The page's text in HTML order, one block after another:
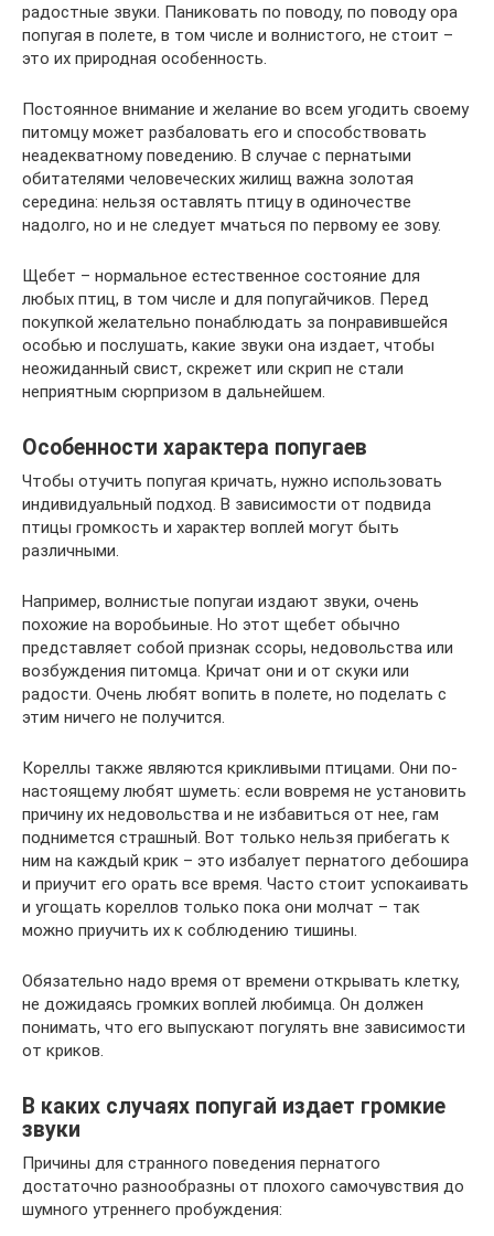
радостные звуки. Паниковать по поводу, по поводу ора
попугая в полете, в том числе и волнистого, не стоит –
это их природная особенность.
Постоянное внимание и желание во всем угодить своему
питомцу может разбаловать его и способствовать
неадекватному поведению. В случае с пернатыми
обитателями человеческих жилищ важна золотая
середина: нельзя оставлять птицу в одиночестве
надолго, но и не следует мчаться по первому ее зову.
Щебет – нормальное естественное состояние для
любых птиц, в том числе и для попугайчиков. Перед
покупкой желательно понаблюдать за понравившейся
особью и послушать, какие звуки она издает, чтобы
неожиданный свист, скрежет или скрип не стали
неприятным сюрпризом в дальнейшем.
Особенности характера попугаев
Чтобы отучить попугая кричать, нужно использовать
индивидуальный подход. В зависимости от подвида
птицы громкость и характер воплей могут быть
различными.
Например, волнистые попугаи издают звуки, очень
похожие на воробьиные. Но этот щебет обычно
представляет собой признак ссоры, недовольства или
возбуждения питомца. Кричат они и от скуки или
радости. Очень любят вопить в полете, но поделать с
этим ничего не получится.
Кореллы также являются крикливыми птицами. Они по-
настоящему любят шуметь: если вовремя не установить
причину их недовольства и не избавиться от нее, гам
поднимется страшный. Вот только нельзя прибегать к
ним на каждый крик – это избалует пернатого дебошира
и приучит его орать все время. Часто стоит успокаивать
и угощать кореллов только пока они молчат – так
можно приучить их к соблюдению тишины.
Обязательно надо время от времени открывать клетку,
не дожидаясь громких воплей любимца. Он должен
понимать, что его выпускают погулять вне зависимости
от криков.
В каких случаях попугай издает громкие
звуки
Причины для странного поведения пернатого
достаточно разнообразны от плохого самочувствия до
шумного утреннего пробуждения: